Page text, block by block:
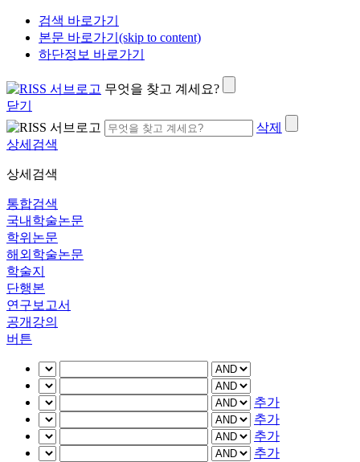
검색 바로가기
본문 바로가기(skip to content)
하단정보 바로가기
무엇을 찾고 계세요?
닫기
삭제
상세검색
상세검색
통합검색
국내학술논문
학위논문
해외학술논문
학술지
단행본
연구보고서
공개강의
버튼
추가
추가
추가
추가